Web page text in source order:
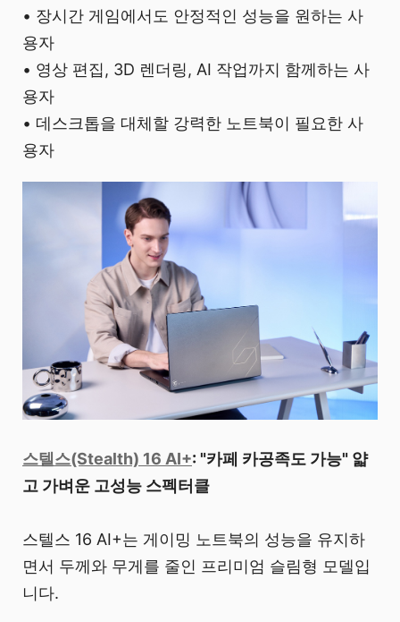
• 장시간 게임에서도 안정적인 성능을 원하는 사
용자
• 영상 편집, 3D 렌더링, AI 작업까지 함께하는 사
용자
• 데스크톱을 대체할 강력한 노트북이 필요한 사
용자
스텔스(Stealth) 16 AI+: "카페 카공족도 가능" 얇
고 가벼운 고성능 스펙터클
스텔스 16 AI+는 게이밍 노트북의 성능을 유지하
면서 두께와 무게를 줄인 프리미엄 슬림형 모델입
니다.